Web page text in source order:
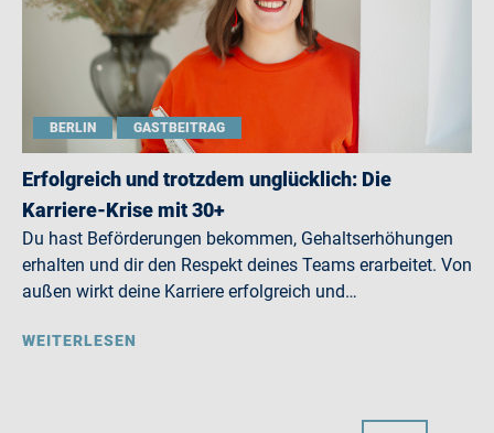
BERLIN GASTBEITRAG
Erfolgreich und trotzdem unglücklich: Die
Karriere-Krise mit 30+
Du hast Beförderungen bekommen, Gehaltserhöhungen
erhalten und dir den Respekt deines Teams erarbeitet. Von
außen wirkt deine Karriere erfolgreich und…
WEITERLESEN